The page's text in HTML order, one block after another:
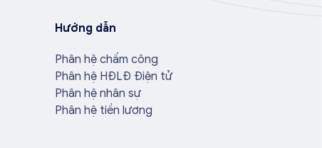
Hướng dẫn
Phân hệ chấm công
Phân hệ HĐLĐ Điện tử
Phân hệ nhân sự
Phân hệ tiền lương